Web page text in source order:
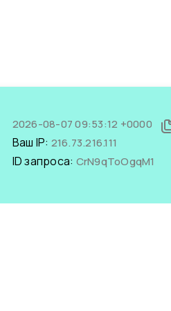
2026-08-07 09:53:12 +0000
Ваш IP: 216.73.216.111
ID запроса: CrN9qToOgqM1